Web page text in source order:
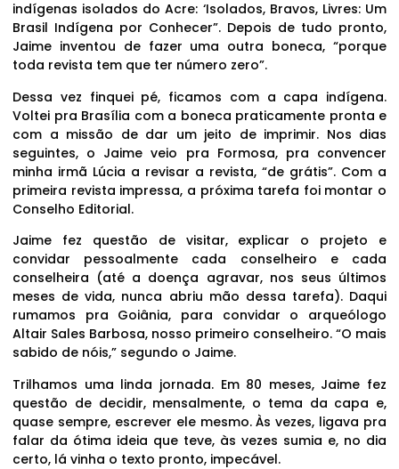
indígenas isolados do Acre: ‘Isolados, Bravos, Livres: Um
Brasil Indígena por Conhecer”. Depois de tudo pronto,
Jaime inventou de fazer uma outra boneca, “porque
toda revista tem que ter número zero”.
Dessa vez finquei pé, ficamos com a capa indígena.
Voltei pra Brasília com a boneca praticamente pronta e
com a missão de dar um jeito de imprimir. Nos dias
seguintes, o Jaime veio pra Formosa, pra convencer
minha irmã Lúcia a revisar a revista, “de grátis”. Com a
primeira revista impressa, a próxima tarefa foi montar o
Conselho Editorial.
Jaime fez questão de visitar, explicar o projeto e
convidar pessoalmente cada conselheiro e cada
conselheira (até a doença agravar, nos seus últimos
meses de vida, nunca abriu mão dessa tarefa). Daqui
rumamos pra Goiânia, para convidar o arqueólogo
Altair Sales Barbosa, nosso primeiro conselheiro. “O mais
sabido de nóis,” segundo o Jaime.
Trilhamos uma linda jornada. Em 80 meses, Jaime fez
questão de decidir, mensalmente, o tema da capa e,
quase sempre, escrever ele mesmo. Às vezes, ligava pra
falar da ótima ideia que teve, às vezes sumia e, no dia
certo, lá vinha o texto pronto, impecável.